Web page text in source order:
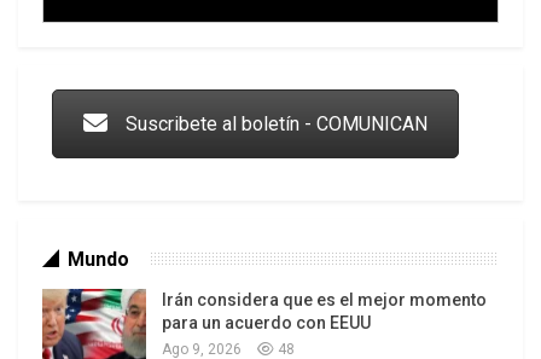
Suscribete al boletín - COMUNICAN
Mundo
Irán considera que es el mejor momento
para un acuerdo con EEUU
Ago 9, 2026 48